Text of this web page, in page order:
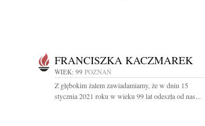
FRANCISZKA KACZMAREK
WIEK: 99 POZNAŃ
Z głębokim żalem zawiadamiamy, że w dniu 15
stycznia 2021 roku w wieku 99 lat odeszła od nas...